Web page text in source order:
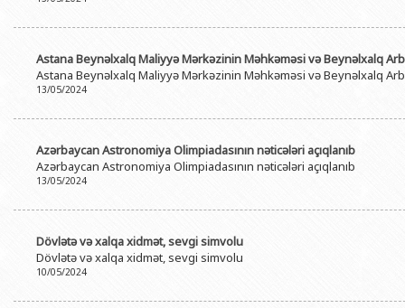
Astana Beynəlxalq Maliyyə Mərkəzinin Məhkəməsi və Beynəlxalq
Astana Beynəlxalq Maliyyə Mərkəzinin Məhkəməsi və Beynəlxalq
13/05/2024
Azərbaycan Astronomiya Olimpiadasının nəticələri açıqlanıb
Azərbaycan Astronomiya Olimpiadasının nəticələri açıqlanıb
13/05/2024
Dövlətə və xalqa xidmət, sevgi simvolu
Dövlətə və xalqa xidmət, sevgi simvolu
10/05/2024